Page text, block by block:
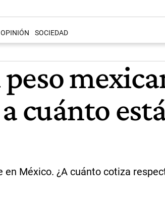
OPINIÓN SOCIEDAD
cuánto
México. ¿A cuánto cotiza